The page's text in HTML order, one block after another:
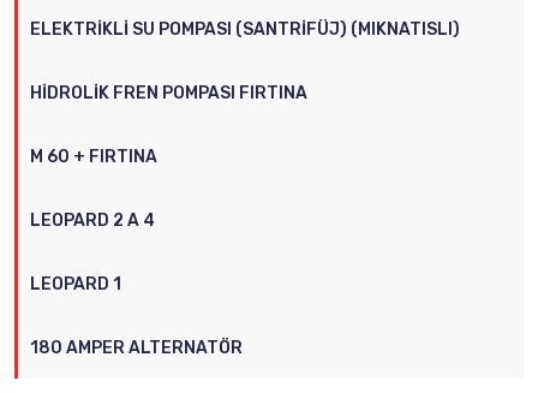
ELEKTRIKLI SU POMPASI (SANTRIFÜJ) (MIKNATISLI)
HIDROLIK FREN POMPASI FIRTINA
M 60 + FIRTINA
LEOPARD 2 A 4
LEOPARD 1
180 AMPER ALTERNATÖR